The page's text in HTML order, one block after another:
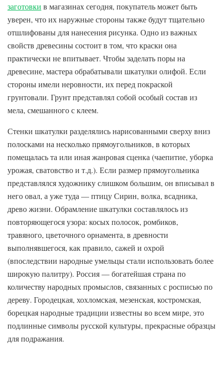
заготовки в магазинах сегодня, покупатель может быть
уверен, что их наружные стороны также будут тщательно
отшлифованы для нанесения рисунка. Одно из важных
свойств древесины состоит в том, что краски она
практически не впитывает. Чтобы заделать поры на
древесине, мастера обрабатывали шкатулки олифой. Если
стороны имели неровности, их перед покраской
грунтовали. Грунт представлял собой особый состав из
мела, смешанного с клеем.
Стенки шкатулки разделялись нарисованными сверху вниз
полосками на несколько прямоугольников, в которых
помещалась та или иная жанровая сценка (чаепитие, уборка
урожая, сватовство и т.д.). Если размер прямоугольника
представлялся художнику слишком большим, он вписывал в
него овал, а уже туда — птицу Сирин, волка, всадника,
древо жизни. Обрамление шкатулки составлялось из
повторяющегося узора: косых полосок, ромбиков,
травяного, цветочного орнамента, в древности
выполнявшегося, как правило, сажей и охрой
(впоследствии народные умельцы стали использовать более
широкую палитру). Россия — богатейшая страна по
количеству народных промыслов, связанных с росписью по
дереву. Городецкая, хохломская, мезенская, костромская,
борецкая народные традиции известны во всем мире, это
подлинные символы русской культуры, прекрасные образцы
для подражания.